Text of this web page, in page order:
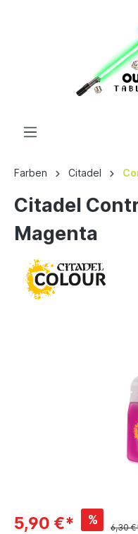
Farben Citadel
Citadel
Magenta
5,90 €* %
6,30